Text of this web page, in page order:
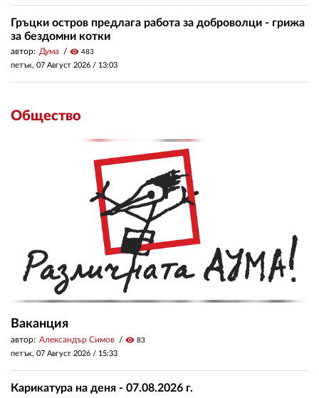
Гръцки остров предлага работа за доброволци - грижа
за бездомни котки
автор: Дума visibility 483
петък, 07 Август 2026 / 13:03
Общество
Ваканция
автор: Александър Симов visibility 83
петък, 07 Август 2026 / 15:33
Карикатура на деня - 07.08.2026 г.